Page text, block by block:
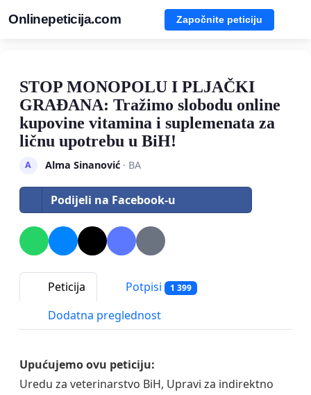
Onlinepeticija.com Započnite peticiju
STOP MONOPOLU I PLJAČKI
GRAĐANA: Tražimo slobodu online
kupovine vitamina i suplemenata za
ličnu upotrebu u BiH!
A Alma Sinanović· BA
Podijeli na Facebook-u
Peticija Potpisi 1 399
Dodatna preglednost
Upućujemo ovu peticiju:
Uredu za veterinarstvo BiH, Upravi za indirektno